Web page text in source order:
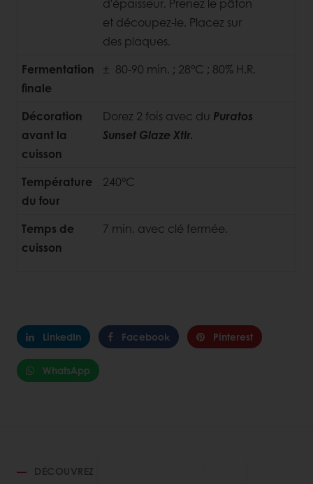
et découpez-le. Placez sur
des plaques.
Fermentation
finale
± 80-90 min. ; 28°C ; 80% H.R.
Décoration
avant la
cuisson
Dorez 2 fois avec du Puratos
Sunset Glaze Xtlr.
Température
du four
240°C
Temps de
cuisson
7 min. avec clé fermée.
LinkedIn Facebook Pinterest
WhatsApp
DÉCOUVREZ